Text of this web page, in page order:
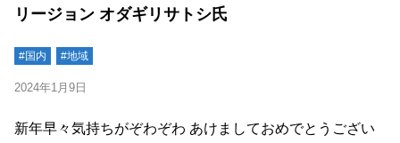
リージョン オダギリサトシ氏
#国内 #地域
2024年1月9日
新年早々気持ちがぞわぞわ あけましておめでとうござい